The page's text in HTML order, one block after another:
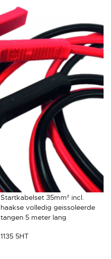
Startkabelset 35mm² incl.
haakse volledig geissoleerde
tangen 5 meter lang
1135 5HT